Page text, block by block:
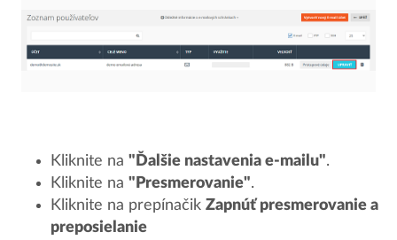
Kliknite na "Ďalšie nastavenia e-mailu".
Kliknite na "Presmerovanie".
Kliknite na prepínačik Zapnúť presmerovanie a
preposielanie